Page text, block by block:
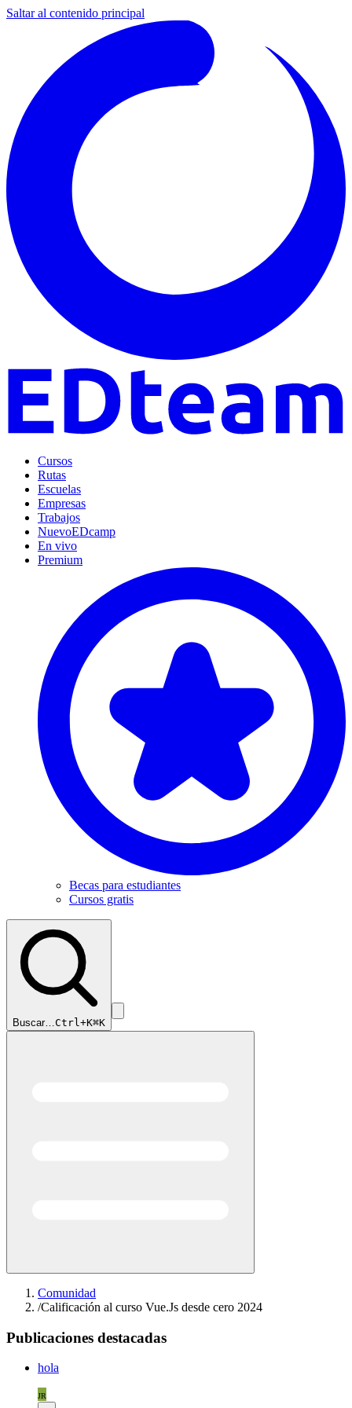
Saltar al contenido principal
Cursos
Rutas
Escuelas
Empresas
Trabajos
NuevoEDcamp
En vivo
Premium
Becas para estudiantes
Cursos gratis
Buscar…Ctrl+K⌘K
Comunidad
/Calificación al curso Vue.Js desde cero 2024
Publicaciones destacadas
hola
JR